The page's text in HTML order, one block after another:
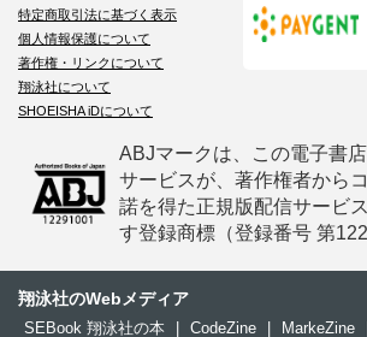
特定商取引法に基づく表示
個人情報保護について
著作権・リンクについて
翔泳社について
SHOEISHA iDについて
ABJマークは、この電子書
サービスが、著作権者から
諾を得た正規版配信サービ
す登録商標（登録番号 第
翔泳社のWebメディア
SEBook 翔泳社の本 CodeZine MarkeZine